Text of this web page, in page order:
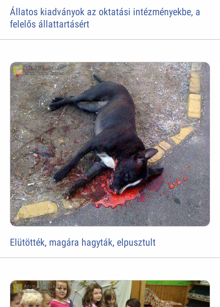
Állatos kiadványok az oktatási intézményekbe, a
felelős állattartásért
Elütötték, magára hagyták, elpusztult